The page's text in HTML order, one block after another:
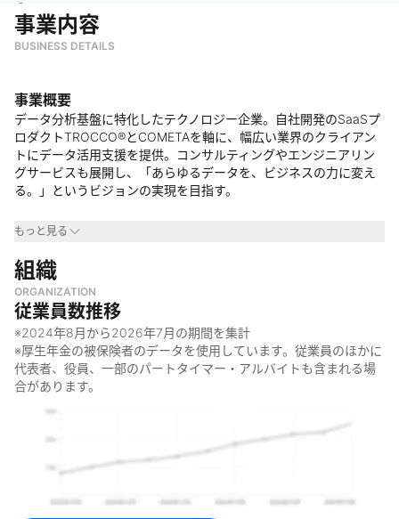
報
事業内容
BUSINESS DETAILS
事業概要
データ分析基盤に特化したテクノロジー企業。自社開発のSaaSプ
ロダクトTROCCO®とCOMETAを軸に、幅広い業界のクライアン
トにデータ活用支援を提供。コンサルティングやエンジニアリン
グサービスも展開し、「あらゆるデータを、ビジネスの力に変え
る。」というビジョンの実現を目指す。
事業領域
・データテクノロジー領域、特にデータ分析基盤に関する分野
・クライアントは業種を問わずデータ活用に取り組む企業
・国内外の幅広い業界の企業をサポート
なぜやっているのか
・データ活用は現代のビジネスの原動力であり、企業経営の前提
条件と捉えているため
いという思いから
「あらゆるデータを、ビジネスの力に変える。」というビジョ
ンの下、世界中の企業のデータ活用を促進するため
何をしているのか
もっと見る
組織
ORGANIZATION
従業員数推移
※2024年8月から2026年7月の期間を集計
※厚生年金の被保険者のデータを使用しています。従業員のほかに
代表者、役員、一部のパートタイマー・アルバイトも含まれる場
合があります。